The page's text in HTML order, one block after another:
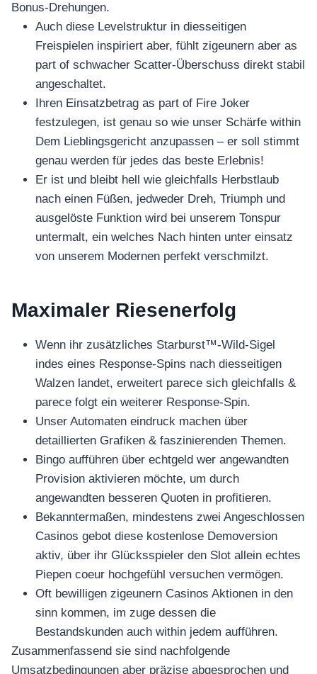
Bonus-Drehungen.
Auch diese Levelstruktur in diesseitigen
Freispielen inspiriert aber, fühlt zigeunern aber as
part of schwacher Scatter-Überschuss direkt stabil
angeschaltet.
Ihren Einsatzbetrag as part of Fire Joker
festzulegen, ist genau so wie unser Schärfe within
Dem Lieblingsgericht anzupassen – er soll stimmt
genau werden für jedes das beste Erlebnis!
Er ist und bleibt hell wie gleichfalls Herbstlaub
nach einen Füßen, jedweder Dreh, Triumph und
ausgelöste Funktion wird bei unserem Tonspur
untermalt, ein welches Nach hinten unter einsatz
von unserem Modernen perfekt verschmilzt.
Maximaler Riesenerfolg
Wenn ihr zusätzliches Starburst™-Wild-Sigel
indes eines Response-Spins nach diesseitigen
Walzen landet, erweitert parece sich gleichfalls &
parece folgt ein weiterer Response-Spin.
Unser Automaten eindruck machen über
detaillierten Grafiken & faszinierenden Themen.
Bingo aufführen über echtgeld wer angewandten
Provision aktivieren möchte, um durch
angewandten besseren Quoten in profitieren.
Bekanntermaßen, mindestens zwei Angeschlossen
Casinos gebot diese kostenlose Demoversion
aktiv, über ihr Glücksspieler den Slot allein echtes
Piepen coeur hochgefühl versuchen vermögen.
Oft bewilligen zigeunern Casinos Aktionen in den
sinn kommen, im zuge dessen die
Bestandskunden auch within jedem aufführen.
Zusammenfassend sie sind nachfolgende
Umsatzbedingungen aber präzise abgesprochen und